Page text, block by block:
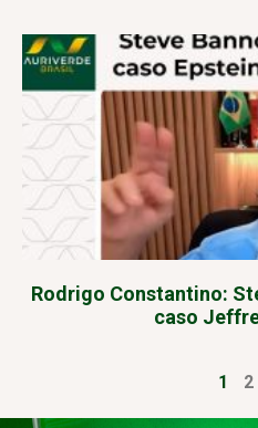
Rodrigo Constantino:
caso
1 2